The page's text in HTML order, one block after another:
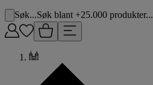
Søk...Søk blant +25.000 produkter...